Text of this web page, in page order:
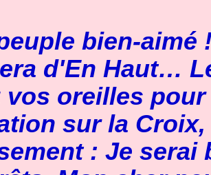
bien-
d'En Haut…
vos oreilles
sur la
: Je serai